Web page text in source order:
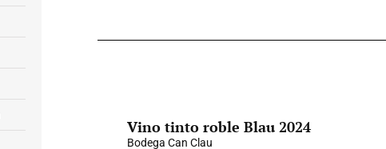
Vino tinto roble Blau 2024
Bodega Can Clau